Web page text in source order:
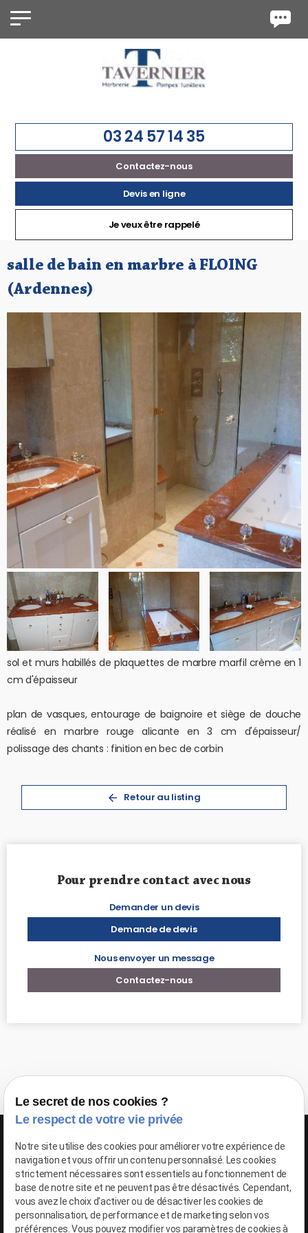
03 24 57 14 35
Contactez-nous
Devis en ligne
Je veuxêtre rappelé
salle de bain en marbre à FLOING
(Ardennes)
sol et murs habillés de plaquettes de marbre marfil crème en 1
cm d'épaisseur
plan de vasques, entourage de baignoire et siège de douche
réalisé en marbre rouge alicante en 3 cm d'épaisseur/
polissage des chants : finition en bec de corbin
Retour au listing
Pour prendre contact avec nous
Demander un devis
Demande de devis
Nous envoyer un message
Contactez-nous
Google Maps Search API est désactivé. Autoriser
Le secret de nos cookies ?
Le respect de votre vie privée
Notre site utilise des cookies pour améliorer votre expérience de
navigation et vous offrir un contenu personnalisé. Les cookies
strictement nécessaires sont essentiels au fonctionnement de
base de notre site et ne peuvent pas être désactivés. Cependant,
vous avez le choix d'activer ou de désactiver les cookies de
personnalisation, de performance et de marketing selon vos
préférences. Vous pouvez modifier vos paramètres de cookies à